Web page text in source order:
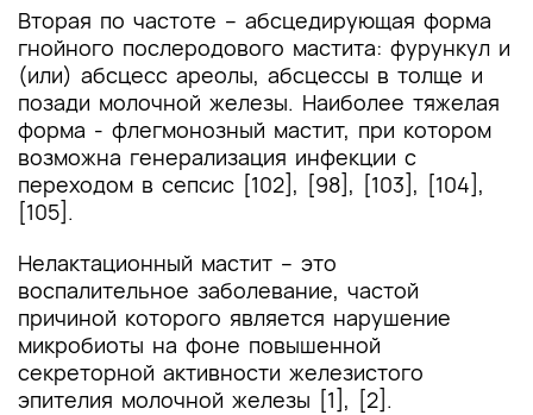
Вторая по частоте – абсцедирующая форма
гнойного послеродового мастита: фурункул и
(или) абсцесс ареолы, абсцессы в толще и
позади молочной железы. Наиболее тяжелая
форма - флегмонозный мастит, при котором
возможна генерализация инфекции с
переходом в сепсис [102], [98], [103], [104],
[105].
Нелактационный мастит – это
воспалительное заболевание, частой
причиной которого является нарушение
микробиоты на фоне повышенной
секреторной активности железистого
эпителия молочной железы [1], [2].